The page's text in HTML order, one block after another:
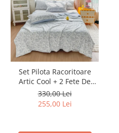
Set Pilota Racoritoare
Artic Cool + 2 Fete De
Perna
330,00 Lei
255,00 Lei